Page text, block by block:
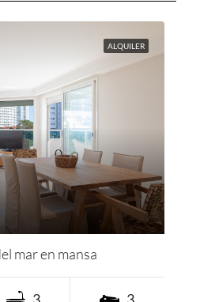
ALQUILER
mar en mansa
3 3